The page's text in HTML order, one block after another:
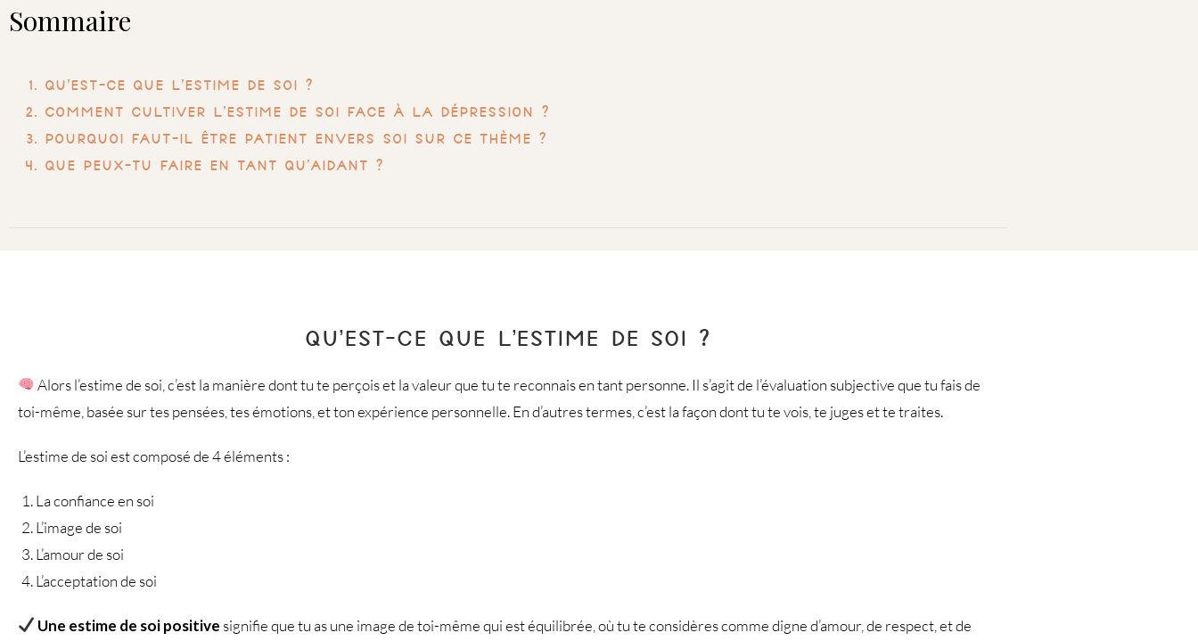
Sommaire
Qu’est-ce que l’estime de soi ?
Comment cultiver l’estime de soi face à la dépression ?
Pourquoi faut-il être patient envers soi sur ce thème ?
Que peux-tu faire en tant qu’aidant ?
QU’EST-CE QUE L’ESTIME DE SOI ?
Alors l’estime de soi, c’est la manière dont tu te perçois et la valeur que tu te reconnais en tant personne. Il s’agit de l’évaluation subjective que tu fais de
toi-même, basée sur tes pensées, tes émotions, et ton expérience personnelle. En d’autres termes, c’est la façon dont tu te vois, te juges et te traites.
L’estime de soi est composé de 4 éléments :
La confiance en soi
L’image de soi
L’amour de soi
L’acceptation de soi
Une estime de soi positive signifie que tu as une image de toi-même qui est équilibrée, où tu te considères comme digne d’amour, de respect, et de